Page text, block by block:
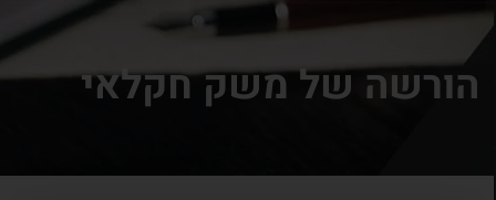
הורשה של משק חקלאי